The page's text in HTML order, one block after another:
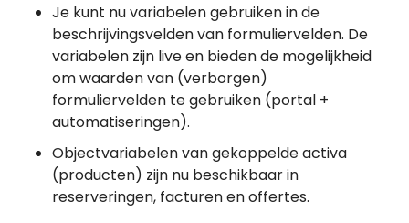
Je kunt nu variabelen gebruiken in de
beschrijvingsvelden van formuliervelden. De
variabelen zijn live en bieden de mogelijkheid
om waarden van (verborgen)
formuliervelden te gebruiken (portal +
automatiseringen).
Objectvariabelen van gekoppelde activa
(producten) zijn nu beschikbaar in
reserveringen, facturen en offertes.